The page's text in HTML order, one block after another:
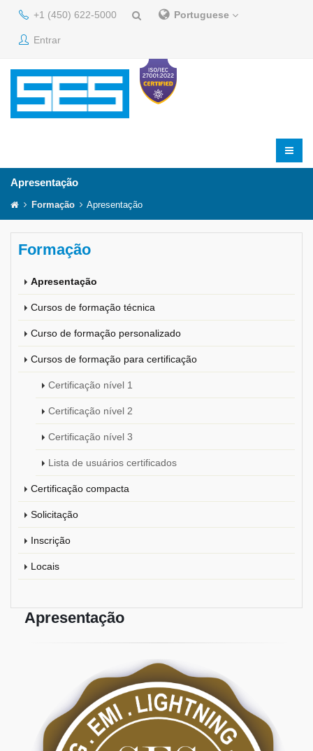
+1 (450) 622-5000 Portuguese
Entrar
Apresentação
Formação Apresentação
Formação
Apresentação
Cursos de formação técnica
Curso de formação personalizado
Cursos de formação para certificação
Certificação nível 1
Certificação nível 2
Certificação nível 3
Lista de usuários certificados
Certificação compacta
Solicitação
Inscrição
Locais
Apresentação